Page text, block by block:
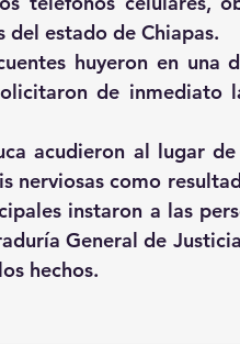
estado de Chiapas.
huyeron en una
de inmediato
acudieron al lugar
nerviosas como
instaron a las
General de
hechos.